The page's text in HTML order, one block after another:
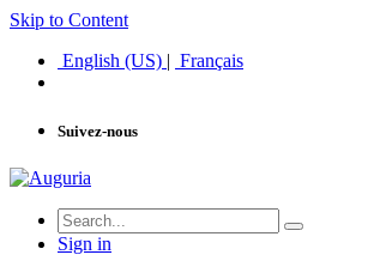
Skip to Content
English (US) | Français
Suivez-nous
Sign in